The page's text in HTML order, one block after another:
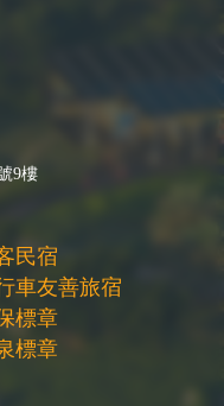
9樓
民宿
車友善旅宿
標章
標章